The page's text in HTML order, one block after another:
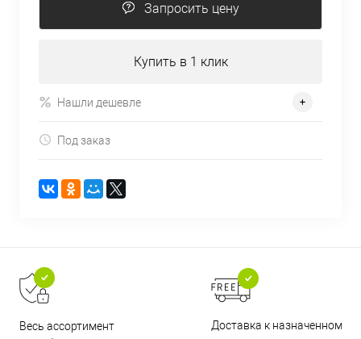
Запросить цену
Купить в 1 клик
Нашли дешевле
Под заказ
Весь ассортимент
Доставка к назначенному